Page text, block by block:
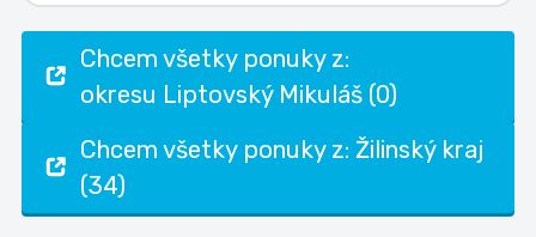
Chcem všetky ponuky z:
okresu Liptovský Mikuláš (0)
Chcem všetky ponuky z: Žilinský kraj
(34)